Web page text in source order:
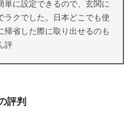
単に設定できるので、玄関に
ラクでした。日本どこでも使
帰省した際に取り出せるのも
評
評判